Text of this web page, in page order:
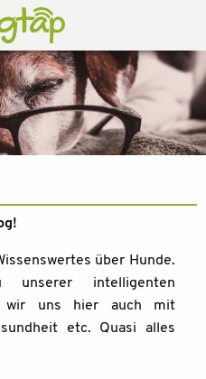
über Hunde.
unserer intelligenten
wir uns hier auch mit
etc. Quasi alles